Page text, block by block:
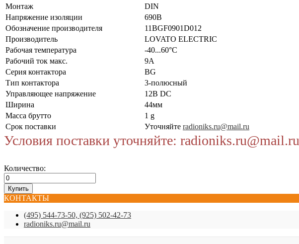
Монтаж
DIN
Напряжение изоляции
690В
Обозначение производителя
11BGF0901D012
Производитель
LOVATO ELECTRIC
Рабочая температура
-40...60°C
Рабочий ток макс.
9А
Серия контактора
BG
Тип контактора
3-полюсный
Управляющее напряжение
12В DC
Ширина
44мм
Масса брутто
1 g
Срок поставки
Уточняйте radioniks.ru@mail.ru
Условия поставки уточняйте: radioniks.ru@mail.ru
Количество:
КОНТАКТЫ
(495) 544-73-50, (925) 502-42-73
radioniks.ru@mail.ru